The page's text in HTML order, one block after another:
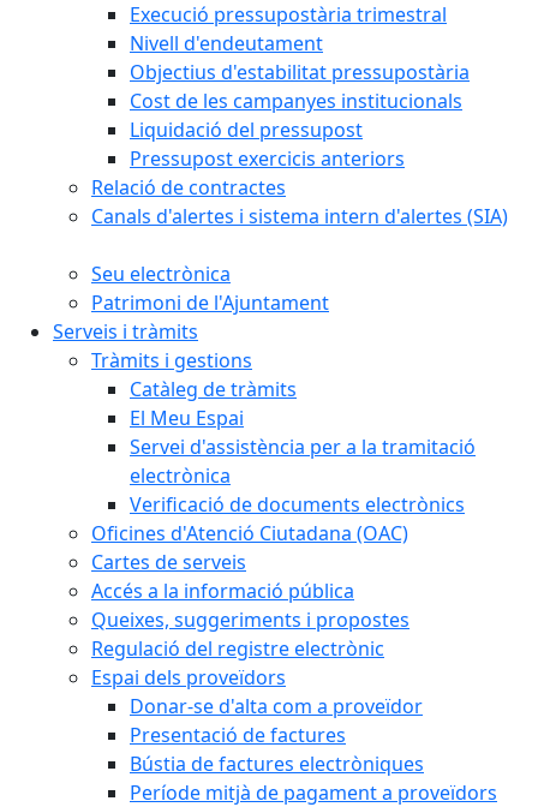
Execució pressupostària trimestral
Nivell d'endeutament
Objectius d'estabilitat pressupostària
Cost de les campanyes institucionals
Liquidació del pressupost
Pressupost exercicis anteriors
Relació de contractes
Canals d'alertes i sistema intern d'alertes (SIA)
Seu electrònica
Patrimoni de l'Ajuntament
Serveis i tràmits
Tràmits i gestions
Catàleg de tràmits
El Meu Espai
Servei d'assistència per a la tramitació
electrònica
Verificació de documents electrònics
Oficines d'Atenció Ciutadana (OAC)
Cartes de serveis
Accés a la informació pública
Queixes, suggeriments i propostes
Regulació del registre electrònic
Espai dels proveïdors
Donar-se d'alta com a proveïdor
Presentació de factures
Bústia de factures electròniques
Període mitjà de pagament a proveïdors